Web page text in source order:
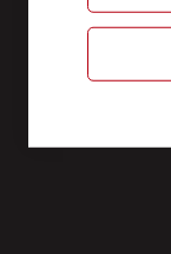
Samstag